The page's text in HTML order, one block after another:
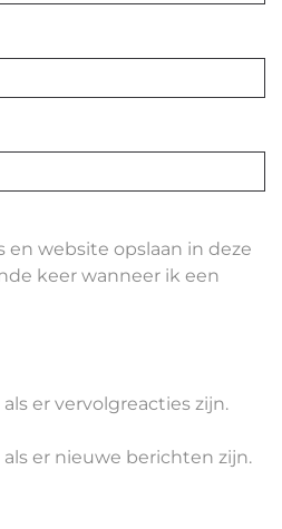
en website opslaan in deze
keer wanneer ik een
er vervolgreacties zijn.
er nieuwe berichten zijn.